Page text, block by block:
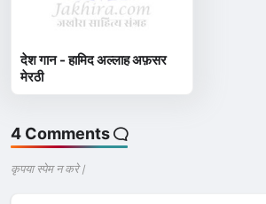
देश गान - हामिद अल्लाह अफ़सर
मेरठी
4 Comments
कृपया स्पेम न करे |